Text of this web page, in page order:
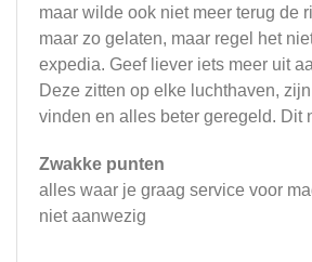
maar wilde ook niet meer terug de
maar zo gelaten, maar regel het
expedia. Geef liever iets meer uit
Deze zitten op elke luchthaven,
vinden en alles beter geregeld. Dit
Zwakke punten
alles waar je graag service voor
niet aanwezig